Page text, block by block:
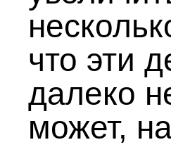
что эти
далеко
может,